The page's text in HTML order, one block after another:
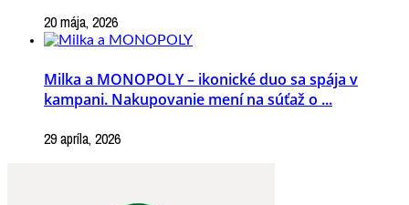
20 mája, 2026
Milka a MONOPOLY – ikonické duo sa spája v
kampani. Nakupovanie mení na súťaž o ...
29 apríla, 2026